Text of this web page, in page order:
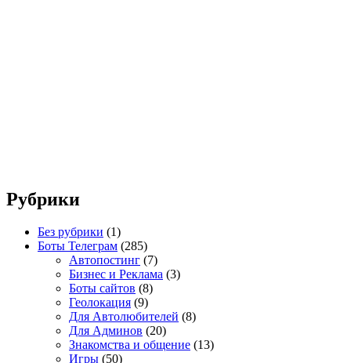
Рубрики
Без рубрики (1)
Боты Телеграм (285)
Автопостинг (7)
Бизнес и Реклама (3)
Боты сайтов (8)
Геолокация (9)
Для Автолюбителей (8)
Для Админов (20)
Знакомства и общение (13)
Игры (50)